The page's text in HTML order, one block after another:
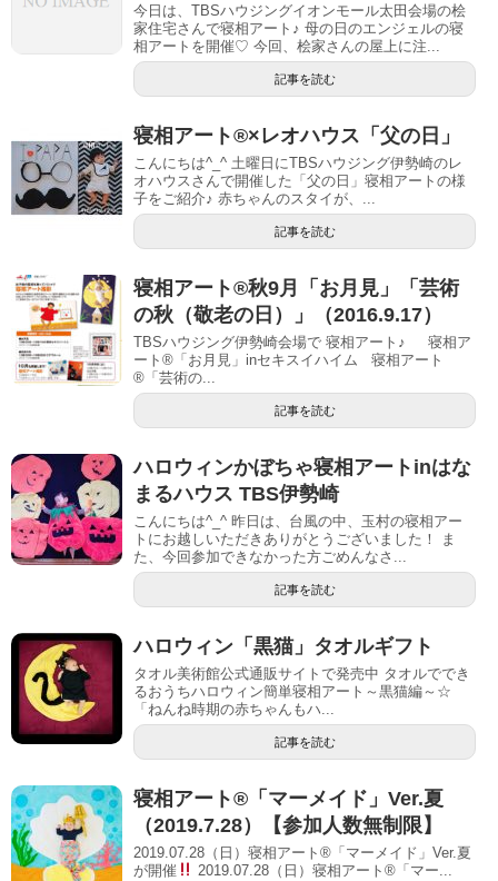
今日は、TBSハウジングイオンモール太田会場の桧
家住宅さんで寝相アート♪ 母の日のエンジェルの寝
相アートを開催♡ 今回、桧家さんの屋上に注...
記事を読む
寝相アート®︎×レオハウス「父の日」
こんにちは^_^ 土曜日にTBSハウジング伊勢崎のレ
オハウスさんで開催した「父の日」寝相アートの様
子をご紹介♪ 赤ちゃんのスタイが、...
記事を読む
寝相アート®秋9月「お月見」「芸術
の秋（敬老の日）」（2016.9.17）
TBSハウジング伊勢崎会場で 寝相アート♪ 寝相ア
ート®︎「お月見」inセキスイハイム 寝相アート
®︎「芸術の...
記事を読む
ハロウィンかぼちゃ寝相アートinはな
まるハウス TBS伊勢崎
こんにちは^_^ 昨日は、台風の中、玉村の寝相アー
トにお越しいただきありがとうございました！ ま
た、今回参加できなかった方ごめんなさ...
記事を読む
ハロウィン「黒猫」タオルギフト
タオル美術館公式通販サイトで発売中 タオルででき
るおうちハロウィン簡単寝相アート～黒猫編～☆
「ねんね時期の赤ちゃんもハ...
記事を読む
寝相アート®「マーメイド」Ver.夏
（2019.7.28）【参加人数無制限】
2019.07.28（日）寝相アート®「マーメイド」Ver.夏
が開催
2019.07.28（日）寝相アート®「マー...